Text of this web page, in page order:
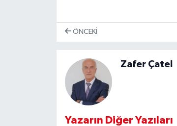
ÖNCEKI
Zafer Çatel
Yazarın Diğer Yazıları